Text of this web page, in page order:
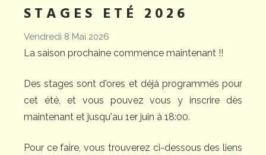
STAGES ETÉ 2026
Vendredi 8 Mai 2026
La saison prochaine commence maintenant !!
Des stages sont d'ores et déjà programmés pour
cet été, et vous pouvez vous y inscrire dès
maintenant et jusqu'au 1er juin à 18:00.
Pour ce faire, vous trouverez ci-dessous des liens